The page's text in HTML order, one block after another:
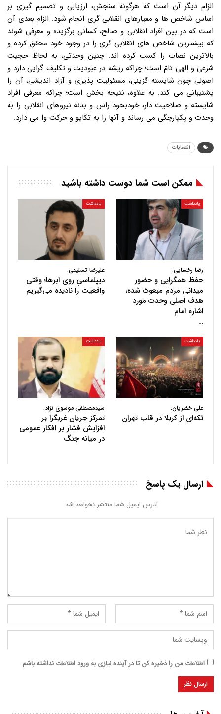
الزام دیگر آن است که هرگونه سنجش، ارزیابی و تصمیم گیری بر
اساس شاخص ها و معیارهای انقلابی گری انجام شود. الزام بعدی آن
است که در بین افراد انقلابی و صالح، کسانی برگزیده و معرفی شوند
که بیشترین شاخص های انقلابی گری را در وجود خود محقق کرده و
بالاترین نصاب را کسب کرده اند. چنین وحدتی، به لحاظ حجیت
شرعی و الهی تامّ است؛ چراکه ریشه در عبودیت و تکلیف گرایی دارد و
اصولی چون شایسته گزینی، مسئولیت پذیری و آزاد اندیشی، آن را
پشتیبانی می کند. به علاوه، نتیجه بخش است؛ چراکه معرفی افراد
شایسته و صلاحیت دار، خودبخود راس و بدنه نیروهای انقلابی را به
وحدت و پکپارچگی می رساند و آنها را به تکاپو و حرکت وا می دارد.
انتخابات
ممکن است شما دوست داشته باشید
یادداشت
رضا رخسایی:
حفظ همگرایی و حضور
میدانی مردم مبعوث شده،
هدف اصلی وحدت مورد
اشاره امام
…
یادداشت
علیرضا تسلیمی:
دیپلماسیِ روی ابرها؛ وقتی
واقعیت را نادیده می‌گیریم
یادداشت
علی خضریان:
تکه‌ای از کربلا در قلب تهران
یادداشت
سیدمصطفی موسوی نژاد:
تمرکز جریان غربگرا بر
افزایش فشار بر افکار عمومی
در میانه جنگ
ارسال یک پاسخ
آدرس ایمیل شما منتشر نخواهد شد.
اطلاعات من را ذخیره کن تا در آینده نیازی به ورود اطلاعات نداشته باشم